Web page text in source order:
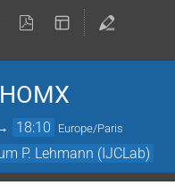
18:10 Europe/Paris
P. Lehmann (IJCLab)